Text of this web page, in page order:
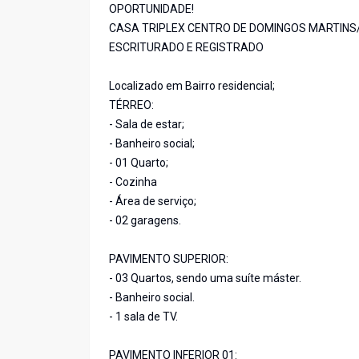
OPORTUNIDADE!
CASA TRIPLEX CENTRO DE DOMINGOS
ESCRITURADO E REGISTRADO
Localizado em Bairro residencial;
TÉRREO:
- Sala de estar;
- Banheiro social;
- 01 Quarto;
- Cozinha
- Área de serviço;
- 02 garagens.
PAVIMENTO SUPERIOR:
- 03 Quartos, sendo uma suíte máster.
- Banheiro social.
- 1 sala de TV.
PAVIMENTO INFERIOR 01: